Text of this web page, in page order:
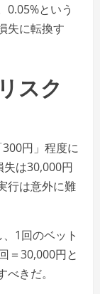
0.05%という
失に転換す
スク
円」程度に
は30,000円
行は意外に難
1回のベット
＝30,000円と
きだ。